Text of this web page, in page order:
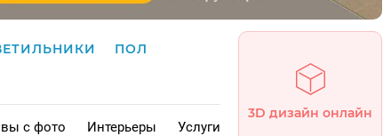
ПОЛ
с фото Интерьеры Услуги
3D дизайн онлайн